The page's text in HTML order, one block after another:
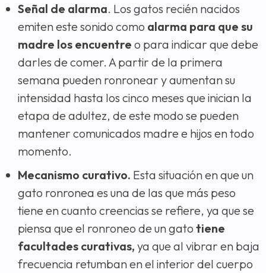
Señal de alarma. Los gatos recién nacidos
emiten este sonido como alarma para que su
madre los encuentre o para indicar que debe
darles de comer. A partir de la primera
semana pueden ronronear y aumentan su
intensidad hasta los cinco meses que inician la
etapa de adultez, de este modo se pueden
mantener comunicados madre e hijos en todo
momento.
Mecanismo curativo. Esta situación en que un
gato ronronea es una de las que más peso
tiene en cuanto creencias se refiere, ya que se
piensa que el ronroneo de un gato tiene
facultades curativas, ya que al vibrar en baja
frecuencia retumban en el interior del cuerpo